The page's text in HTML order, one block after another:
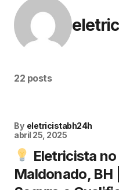
22 posts
By eletricistabh24h
abril 25, 2025
Eletricista
Maldonado, BH